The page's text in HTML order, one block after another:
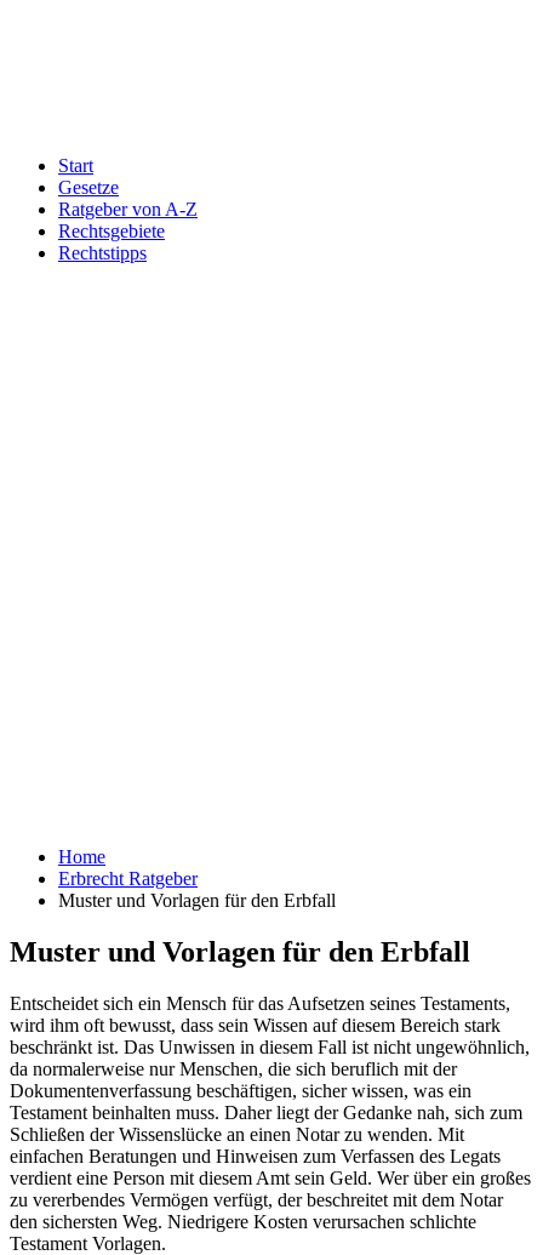
Start
Gesetze
Ratgeber von A-Z
Rechtsgebiete
Rechtstipps
Home
Erbrecht Ratgeber
Muster und Vorlagen für den Erbfall
Muster und Vorlagen für den Erbfall
Entscheidet sich ein Mensch für das Aufsetzen seines Testaments,
wird ihm oft bewusst, dass sein Wissen auf diesem Bereich stark
beschränkt ist. Das Unwissen in diesem Fall ist nicht ungewöhnlich,
da normalerweise nur Menschen, die sich beruflich mit der
Dokumentenverfassung beschäftigen, sicher wissen, was ein
Testament beinhalten muss. Daher liegt der Gedanke nah, sich zum
Schließen der Wissenslücke an einen Notar zu wenden. Mit
einfachen Beratungen und Hinweisen zum Verfassen des Legats
verdient eine Person mit diesem Amt sein Geld. Wer über ein großes
zu vererbendes Vermögen verfügt, der beschreitet mit dem Notar
den sichersten Weg. Niedrigere Kosten verursachen schlichte
Testament Vorlagen.